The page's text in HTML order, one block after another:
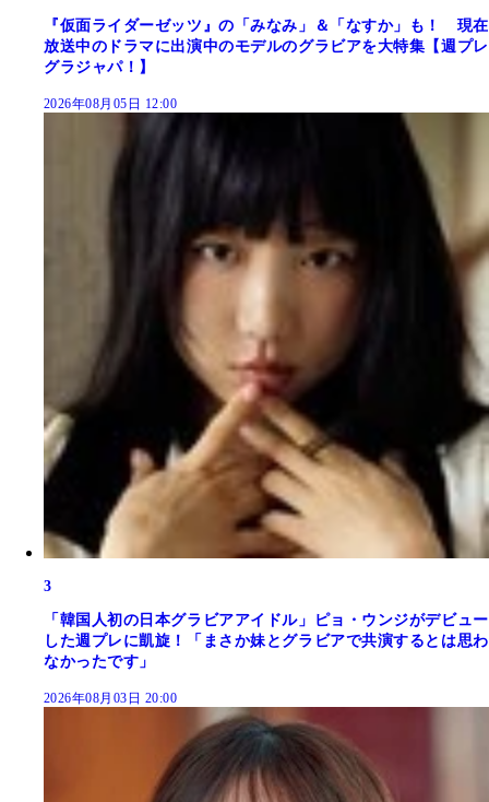
『仮面ライダーゼッツ』の「みなみ」＆「なすか」も！ 現在
放送中のドラマに出演中のモデルのグラビアを大特集【週プレ
グラジャパ！】
2026年08月05日 12:00
3
「韓国人初の日本グラビアアイドル」ピョ・ウンジがデビュー
した週プレに凱旋！「まさか妹とグラビアで共演するとは思わ
なかったです」
2026年08月03日 20:00